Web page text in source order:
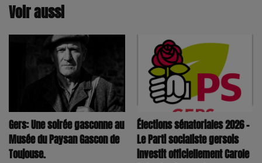
Voir aussi
Gers: Une soirée gasconne au
Musée du Paysan Gascon de
Toujouse.
Élections sénatoriales 2026 –
Le Parti socialiste gersois
investit officiellement Carole